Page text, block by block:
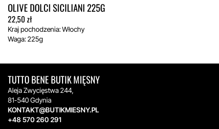
OLIVE DOLCI SICILIANI 225G
22,50zł
Kraj pochodzenia: Włochy
Waga: 225g
TUTTO BENE BUTIK MIĘSNY
Aleja Zwycięstwa 244,
81-540 Gdynia
KONTAKT@BUTIKMIESNY.PL
+48 570 260 291